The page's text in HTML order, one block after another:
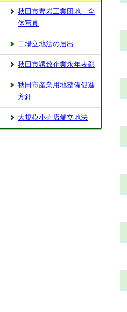
秋田市豊岩工業団地 全
体写真
工場立地法の届出
秋田市誘致企業永年表彰
秋田市産業用地整備促進
方針
大規模小売店舗立地法